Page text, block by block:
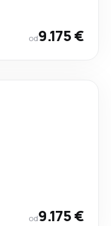
od9.175 €
od9.175 €